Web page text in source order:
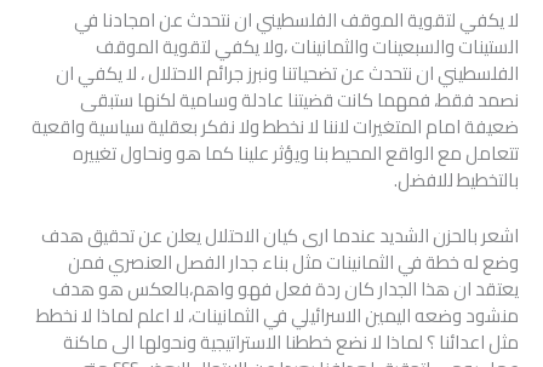
لا يكفي لتقوية الموقف الفلسطيني ان نتحدث عن امجادنا في
الستينات والسبعينات والثمانينات ،ولا يكفي لتقوية الموقف
الفلسطيني ان نتحدث عن تضحياتنا ونبرز جرائم الاحتلال ، لا يكفي ان
نصمد فقط، فمهما كانت قضيتنا عادلة وسامية لكنها ستبقى
ضعيفة امام المتغيرات لاننا لا نخطط ولا نفكر بعقلية سياسية واقعية
تتعامل مع الواقع المحيط بنا ويؤثر علينا كما هو ونحاول تغييره
بالتخطيط للافضل.
اشعر بالحزن الشديد عندما ارى كيان الاحتلال يعلن عن تحقيق هدف
وضع له خطة في الثمانينات مثل بناء جدار الفصل العنصري فمن
يعتقد ان هذا الجدار كان ردة فعل فهو واهم،بالعكس هو هدف
منشود وضعه اليمين الاسرائيلي في الثمانينات، لا اعلم لماذا لا نخطط
مثل اعدائنا ؟ لماذا لا نضع خططنا الاستراتيجية ونحولها الى ماكنة